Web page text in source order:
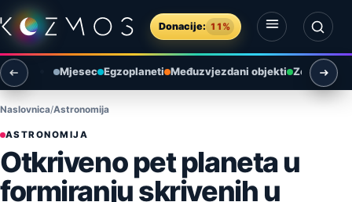
Preskoči na sadržaj
Donacije: 11%
Otvori izbornik
Otvori pretragu
Mjesec Egzoplaneti Međuzvjezdani objekti Zemlja i
Naslovnica Astronomija
ASTRONOMIJA
Otkriveno pet planeta u
formiranju skrivenih u